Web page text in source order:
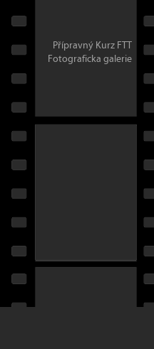
Přípravný Kurz FTT
Fotograficka galerie